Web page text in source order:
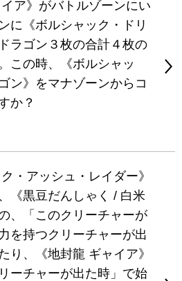
ア》がバトルゾーンにい
に《ボルシャック・ドリ
ラゴン３枚の合計４枚の
この時、《ボルシャッ
ン》をマナゾーンからコ
か？
・アッシュ・レイダー》
《黒豆だんしゃく / 白米
、「このクリーチャーが
を持つクリーチャーが出
り、《地封龍 ギャイア》
ーチャーが出た時」で始